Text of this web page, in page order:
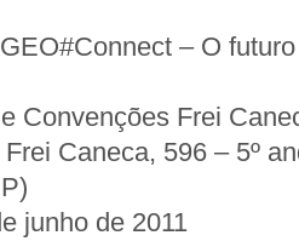
– O
Convenções Frei
Caneca, 596 – 5º
junho de 2011